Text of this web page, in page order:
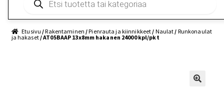
search
Etusivu /Rakentaminen /Pienrauta ja kiinnikkeet / Naulat / Runkonaulat
ja hakaset/ AT05BAAP 13x8mm hakanen 24000 kpl/pkt